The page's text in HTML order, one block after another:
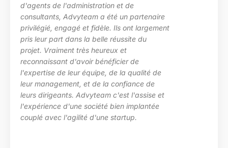
les besoins de ma structure,
des situations diverses. Nous avons
particulièrement apprécié
d’Advyteam lors de la conception et la
en place d’un plan de montée de
compétences sur le pôle de
HRa au sein de la DGFiP.